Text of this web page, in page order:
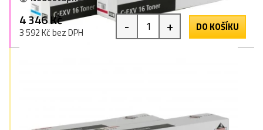
4 346 Kč
3 592 Kč bez DPH - + DO KOŠÍKU